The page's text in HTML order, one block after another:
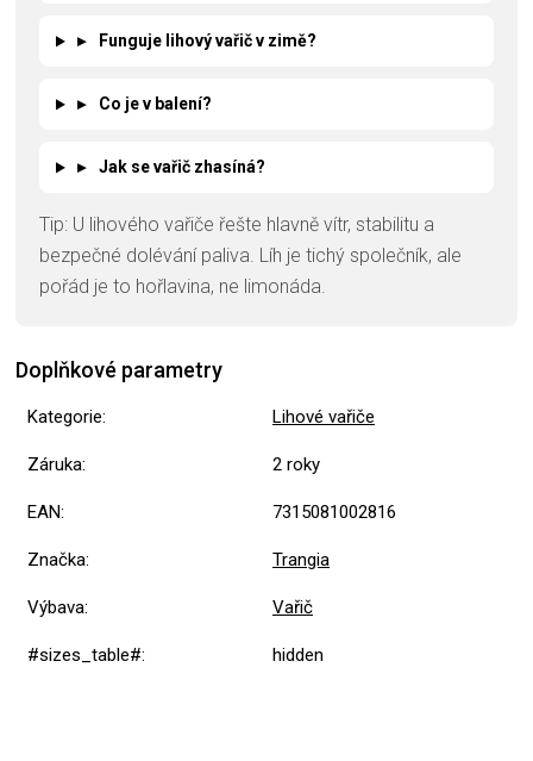
▸ Funguje lihový vařič v zimě?
▸ Co je v balení?
▸ Jak se vařič zhasíná?
Tip: U lihového vařiče řešte hlavně vítr, stabilitu a
bezpečné dolévání paliva. Líh je tichý společník, ale
pořád je to hořlavina, ne limonáda.
Doplňkové parametry
Kategorie: Lihové vařiče
Záruka: 2 roky
EAN: 7315081002816
Značka: Trangia
Výbava: Vařič
#sizes_table#: hidden